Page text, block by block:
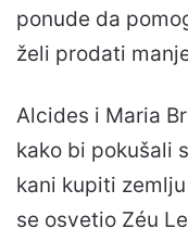
ponude da
želi prodati
Alcides i Maria
kako bi pokušali
kani kupiti
se osvetio Zéu